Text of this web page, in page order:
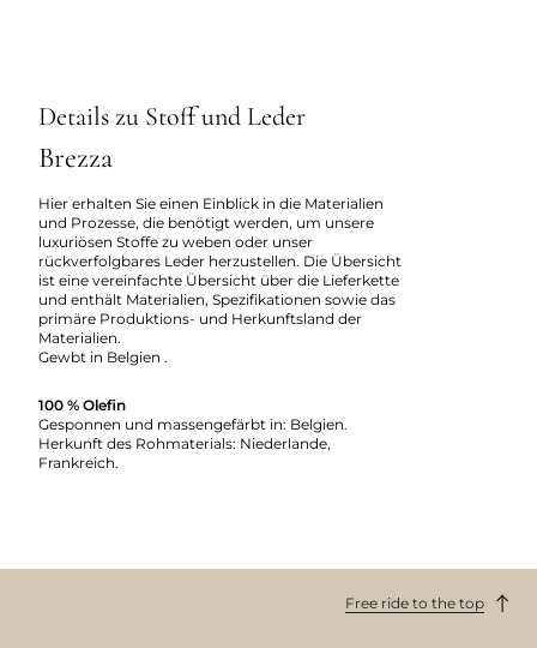
Details zu Stoff und Leder
Brezza
Hier erhalten Sie einen Einblick in die Materialien
und Prozesse, die benötigt werden, um unsere
luxuriösen Stoffe zu weben oder unser
rückverfolgbares Leder herzustellen. Die Übersicht
ist eine vereinfachte Übersicht über die Lieferkette
und enthält Materialien, Spezifikationen sowie das
primäre Produktions- und Herkunftsland der
Materialien.
Gewbt in Belgien .
100 % Olefin
Gesponnen und massengefärbt in: Belgien.
Herkunft des Rohmaterials: Niederlande,
Frankreich.
Free ride to the top